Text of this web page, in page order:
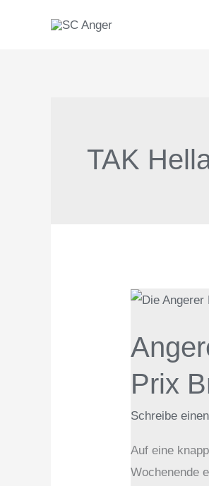
TAK
Prix
Schreibe
Auf eine
Wochenende
Angerer
erreichen
starken
3.
Grand
Prix